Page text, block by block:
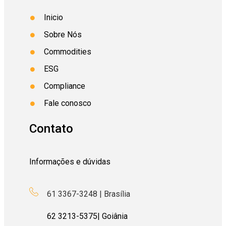
incorpora rigor técnico, ferramentas digitais e
forma de conduzir projetos de exploração mineral
Inicio
Sobre Nós
Commodities
ESG
Compliance
Fale conosco
Contato
Informações e dúvidas
61 3367-3248 | Brasília
62 3213-5375 | Goiânia